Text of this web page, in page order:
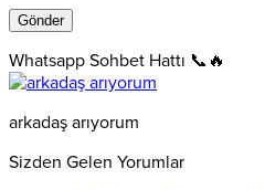
Whatsapp Sohbet Hattı 📞🔥
arkadaş arıyorum
Sizden Gelen Yorumlar